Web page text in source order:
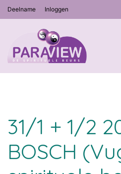
Deelname Inloggen
31/1 + 1/2
BOSCH